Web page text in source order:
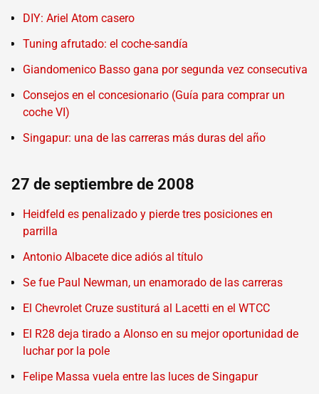
DIY: Ariel Atom casero
Tuning afrutado: el coche-sandía
Giandomenico Basso gana por segunda vez consecutiva
Consejos en el concesionario (Guía para comprar un
coche VI)
Singapur: una de las carreras más duras del año
27 de septiembre de 2008
Heidfeld es penalizado y pierde tres posiciones en
parrilla
Antonio Albacete dice adiós al título
Se fue Paul Newman, un enamorado de las carreras
El Chevrolet Cruze sustiturá al Lacetti en el WTCC
El R28 deja tirado a Alonso en su mejor oportunidad de
luchar por la pole
Felipe Massa vuela entre las luces de Singapur